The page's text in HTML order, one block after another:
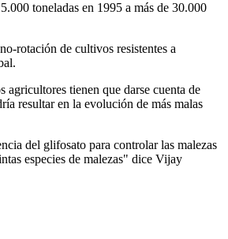
toneladas en 1995 a más de 30.000
rotación de cultivos resistentes a
agricultores tienen que darse cuenta de
resultar en la evolución de más malas
del glifosato para controlar las malezas
especies de malezas" dice Vijay